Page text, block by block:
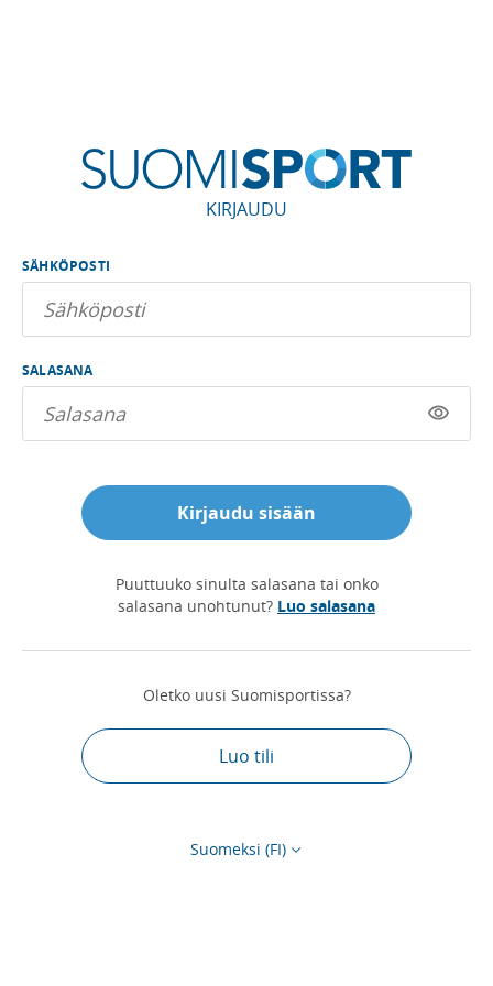
KIRJAUDU
SÄHKÖPOSTI
SALASANA
Kirjaudu sisään
Puuttuuko sinulta salasana tai onko
salasana unohtunut? Luo salasana
Oletko uusi Suomisportissa?
Luo tili
Suomeksi (FI)